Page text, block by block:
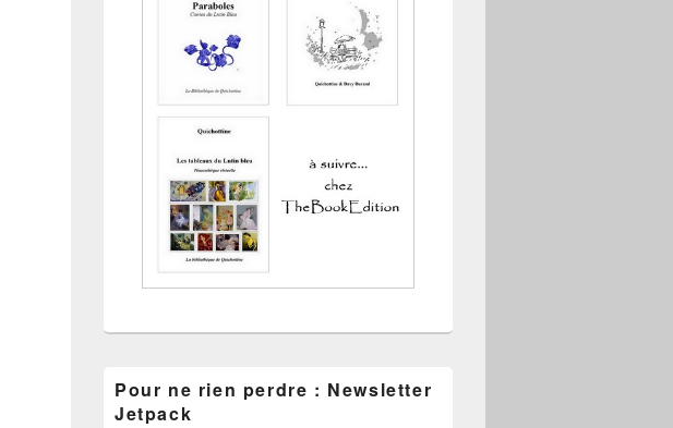
Pour ne rien perdre : Newsletter
Jetpack